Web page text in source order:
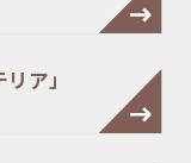
ア」